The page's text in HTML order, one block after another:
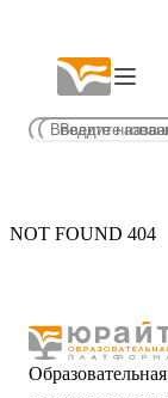
NOT FOUND 404